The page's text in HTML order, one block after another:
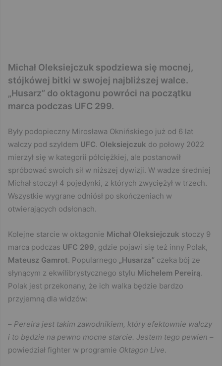
Michał Oleksiejczuk spodziewa się mocnej,
stójkówej bitki w swojej najbliższej walce.
„Husarz” do oktagonu powróci na początku
marca podczas UFC 299.
Były podopieczny Mirosława Oknińskiego już od 6 lat
walczy pod szyldem UFC. Oleksiejczuk do połowy 2022
mierzył się w kategorii półciężkiej, ale postanowił
spróbować swoich sił w niższej dywizji. W wadze średniej
Michał stoczył 4 pojedynki, z których zwyciężył w trzech.
Wszystkie wygrane odniósł po skończeniach w
otwierających odsłonach.
Kolejne starcie w oktagonie Michał Oleksiejczuk stoczy 9
marca podczas UFC 299, gdzie pojawi się też inny Polak,
Mateusz Gamrot. Popularnego „Husarza” czeka bój ze
słynącym z ekwilibrystycznego stylu Michelem Pereirą.
Polak jest przekonany, że ich walka będzie bardzo
przyjemną dla widzów:
– Pereira jest takim zawodnikiem, który efektownie walczy
i to będzie na pewno mocne starcie. Jestem tego pewien –
powiedział fighter w programie Oktagon Live.